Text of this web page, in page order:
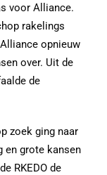
voor Alliance.
rakelings
opnieuw
over. Uit de
de
zoek ging naar
en grote kansen
RKEDO de